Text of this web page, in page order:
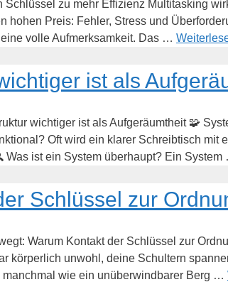
Schlüssel zu mehr Effizienz Multitasking
hohen Preis: Fehler, Stress und
volle Aufmerksamkeit. Das …
ist als
wichtiger ist als Aufgeräumtheit 🧩
Oft wird ein klarer Schreibtisch
Was ist ein System überhaupt? Ein System
Schlüssel zur
Warum Kontakt der Schlüssel zur
körperlich unwohl, deine Schultern
manchmal wie ein unüberwindbarer Berg …